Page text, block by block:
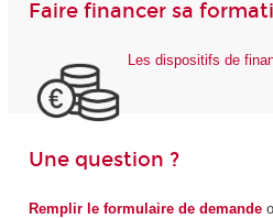
Faire financer sa
Les dispositifs de
Une question ?
Remplir le formulaire de demande